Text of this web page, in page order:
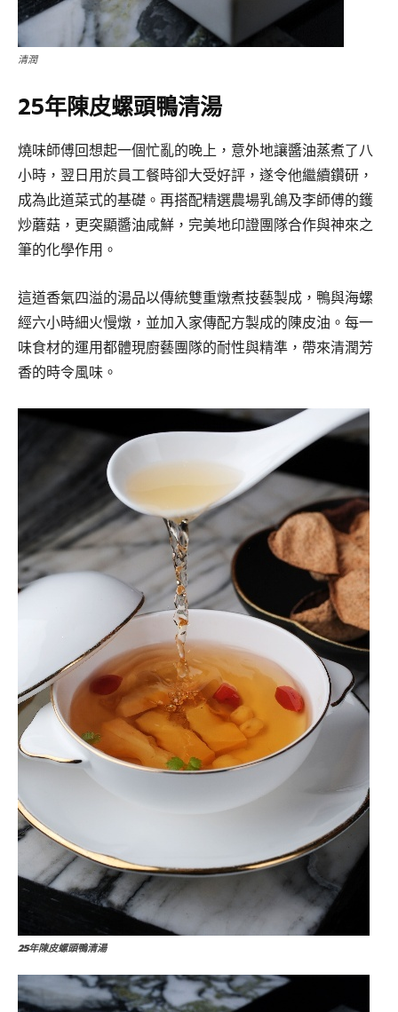
清潤
25年陳皮螺頭鴨清湯
燒味師傅回想起一個忙亂的晚上，意外地讓醬油蒸煮了八
小時，翌日用於員工餐時卻大受好評，遂令他繼續鑽研，
成為此道菜式的基礎。再搭配精選農場乳鴿及李師傅的鑊
炒蘑菇，更突顯醬油咸鮮，完美地印證團隊合作與神來之
筆的化學作用。
這道香氣四溢的湯品以傳統雙重燉煮技藝製成，鴨與海螺
經六小時細火慢燉，並加入家傳配方製成的陳皮油。每一
味食材的運用都體現廚藝團隊的耐性與精準，帶來清潤芳
香的時令風味。
25年陳皮螺頭鴨清湯